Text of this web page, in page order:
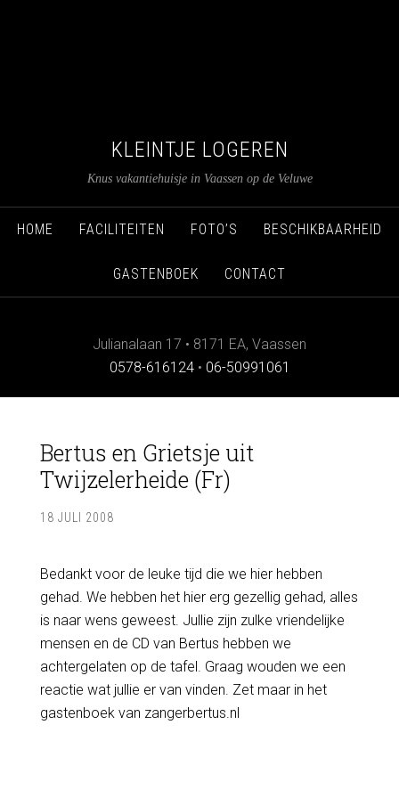
KLEINTJE LOGEREN
Knus vakantiehuisje in Vaassen op de Veluwe
HOME FACILITEITEN FOTO’S BESCHIKBAARHEID
GASTENBOEK CONTACT
Julianalaan 17 • 8171 EA, Vaassen
0578-616124 • 06-50991061
Bertus en Grietsje uit
Twijzelerheide (Fr)
18 JULI 2008
Bedankt voor de leuke tijd die we hier hebben
gehad. We hebben het hier erg gezellig gehad, alles
is naar wens geweest. Jullie zijn zulke vriendelijke
mensen en de CD van Bertus hebben we
achtergelaten op de tafel. Graag wouden we een
reactie wat jullie er van vinden. Zet maar in het
gastenboek van zangerbertus.nl